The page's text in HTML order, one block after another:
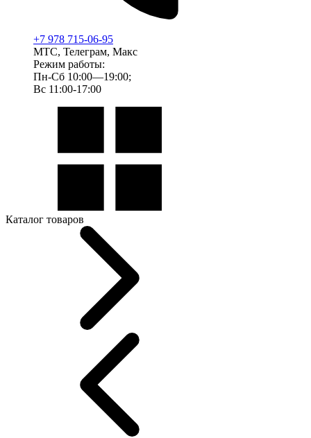
+7 978 715-06-95
МТС, Телеграм, Макс
Режим работы:
Пн-Сб 10:00—19:00;
Вс 11:00-17:00
Каталог товаров